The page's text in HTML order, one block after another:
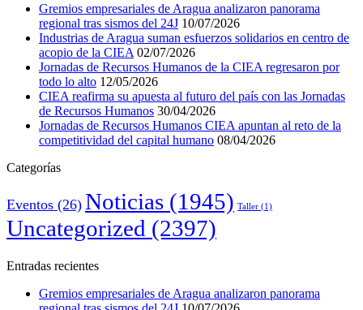
Gremios empresariales de Aragua analizaron panorama
regional tras sismos del 24J 10/07/2026
Industrias de Aragua suman esfuerzos solidarios en centro de
acopio de la CIEA 02/07/2026
Jornadas de Recursos Humanos de la CIEA regresaron por
todo lo alto 12/05/2026
CIEA reafirma su apuesta al futuro del país con las Jornadas
de Recursos Humanos 30/04/2026
Jornadas de Recursos Humanos CIEA apuntan al reto de la
competitividad del capital humano 08/04/2026
Categorías
Eventos (26) Noticias (1945) Taller (1)
Uncategorized (2397)
Entradas recientes
Gremios empresariales de Aragua analizaron panorama